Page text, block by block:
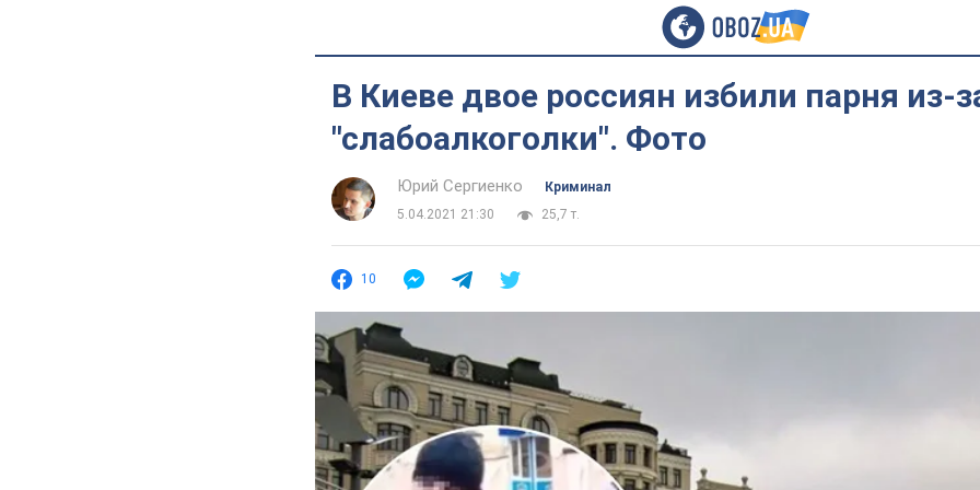
В Киеве двое россиян избили парня из-
"слабоалкоголки". Фото
Юрий Сергиенко
Криминал
5.04.2021 21:30
25,7 т.
10